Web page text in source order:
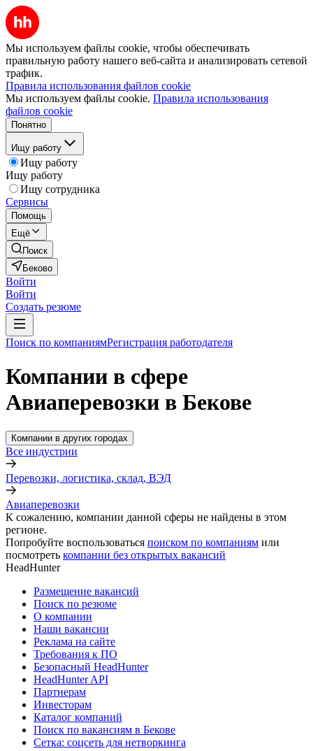
Мы используем файлы cookie, чтобы обеспечивать
правильную работу нашего веб-сайта и анализировать сетевой
трафик.
Правила использования файлов cookie
Мы используем файлы cookie. Правила использования
файлов cookie
Понятно
Ищу работу
Ищу работу
Ищу работу
Ищу сотрудника
Сервисы
Помощь
Ещё
Поиск
Беково
Войти
Войти
Создать резюме
Поиск по компаниямРегистрация работодателя
Компании в сфере
Авиаперевозки в Бекове
Компании в других городах
Все индустрии
Перевозки, логистика, склад, ВЭД
Авиаперевозки
К сожалению, компании данной сферы не найдены в этом
регионе.
Попробуйте воспользоваться поиском по компаниям или
посмотреть компании без открытых вакансий
HeadHunter
Размещение вакансий
Поиск по резюме
О компании
Наши вакансии
Реклама на сайте
Требования к ПО
Безопасный HeadHunter
HeadHunter API
Партнерам
Инвесторам
Каталог компаний
Поиск по вакансиям в Бекове
Сетка: соцсеть для нетворкинга